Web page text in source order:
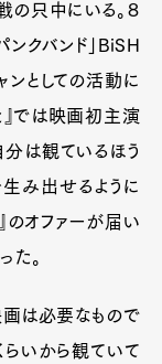
の只中にいる。８
クバンド」BiSH
ンとしての活動に
』では映画初主演
分は観ているほう
生み出せるように
のオファーが届い
た。
画は必要なもので
らいから観ていて